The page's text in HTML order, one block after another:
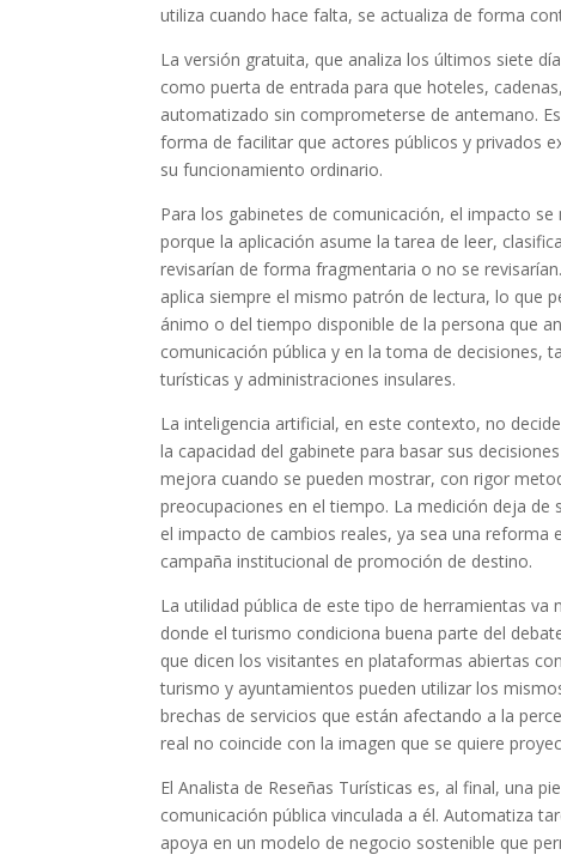
utiliza cuando hace falta, se actualiza de forma
La versión gratuita, que analiza los últimos siete
como puerta de entrada para que hoteles,
automatizado sin comprometerse de antemano.
forma de facilitar que actores públicos y privados
su funcionamiento ordinario.
Para los gabinetes de comunicación, el impacto
porque la aplicación asume la tarea de leer,
revisarían de forma fragmentaria o no se
aplica siempre el mismo patrón de lectura, lo que
ánimo o del tiempo disponible de la persona que
comunicación pública y en la toma de decisiones,
turísticas y administraciones insulares.
La inteligencia artificial, en este contexto, no
la capacidad del gabinete para basar sus
mejora cuando se pueden mostrar, con rigor
preocupaciones en el tiempo. La medición deja
el impacto de cambios reales, ya sea una
campaña institucional de promoción de destino.
La utilidad pública de este tipo de herramientas
donde el turismo condiciona buena parte del
que dicen los visitantes en plataformas abiertas
turismo y ayuntamientos pueden utilizar los
brechas de servicios que están afectando a la
real no coincide con la imagen que se quiere
El Analista de Reseñas Turísticas es, al final, una
comunicación pública vinculada a él. Automatiza
apoya en un modelo de negocio sostenible que